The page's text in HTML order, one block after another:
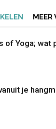
MEER
of Yoga; wat
je